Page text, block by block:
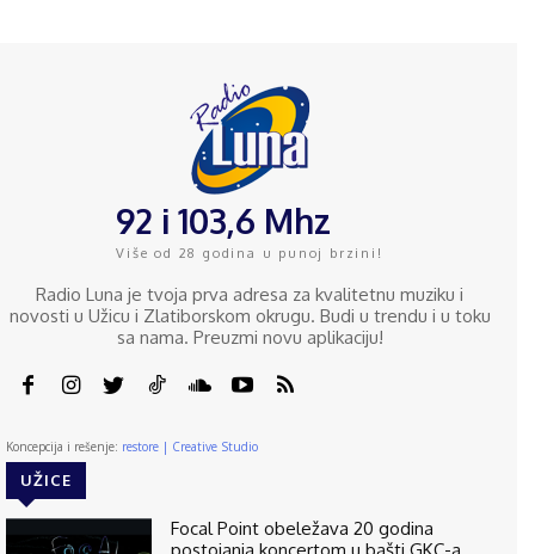
92 i 103,6 Mhz
Više od 28 godina u punoj brzini!
Radio Luna je tvoja prva adresa za kvalitetnu muziku i
novosti u Užicu i Zlatiborskom okrugu. Budi u trendu i u toku
sa nama. Preuzmi novu aplikaciju!
Koncepcija i rešenje: restore | Creative Studio
UŽICE
Focal Point obeležava 20 godina